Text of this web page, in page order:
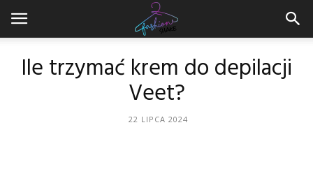
Ile trzymać krem do depilacji
Veet?
22 LIPCA 2024